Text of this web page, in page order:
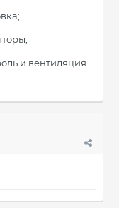
и вентиляция.